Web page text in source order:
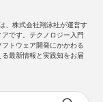
、株式会社翔泳社が運営す
です。テクノロジー入門
トウェア開発にかかわる
最新情報と実践知をお届